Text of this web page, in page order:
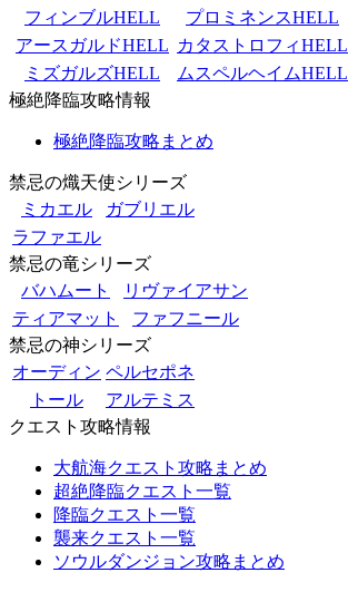
フィンブルHELL
プロミネンスHELL
アースガルドHELL カタストロフィHELL
ミズガルズHELL
ムスペルヘイムHELL
極絶降臨攻略情報
極絶降臨攻略まとめ
禁忌の熾天使シリーズ
ミカエル
ガブリエル
ラファエル
禁忌の竜シリーズ
バハムート
リヴァイアサン
ティアマット
ファフニール
禁忌の神シリーズ
オーディン ペルセポネ
トール
アルテミス
クエスト攻略情報
大航海クエスト攻略まとめ
超絶降臨クエスト一覧
降臨クエスト一覧
襲来クエスト一覧
ソウルダンジョン攻略まとめ